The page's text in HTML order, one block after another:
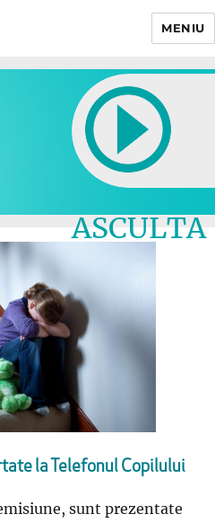
MENIU
ASCULTA
la Telefonul Copilului
sunt prezentate